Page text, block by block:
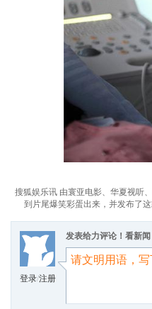
搜狐娱乐讯 由寰亚电影、华夏视听
到片尾爆笑彩蛋出来，并发布了
登录/注册
发表给力评论！看新闻